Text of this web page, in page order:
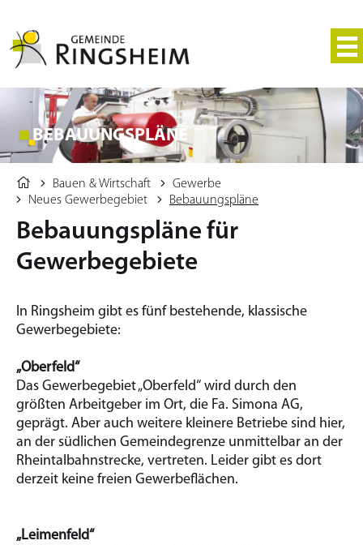
BEBAUUNGSPLÄNE
Bauen & Wirtschaft
Gewerbe
Neues Gewerbegebiet
Bebauungspläne
Bebauungspläne für
Gewerbegebiete
In Ringsheim gibt es fünf bestehende, klassische
Gewerbegebiete:
„Oberfeld“
Das Gewerbegebiet „Oberfeld“ wird durch den
größten Arbeitgeber im Ort, die Fa. Simona AG,
geprägt. Aber auch weitere kleinere Betriebe sind hier,
an der südlichen Gemeindegrenze unmittelbar an der
Rheintalbahnstrecke, vertreten. Leider gibt es dort
derzeit keine freien Gewerbeflächen.
„Leimenfeld“